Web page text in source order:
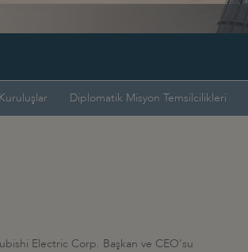
Diplomatik Misyon Temsilcilikleri
Electric Corp. Başkan ve CEO'su